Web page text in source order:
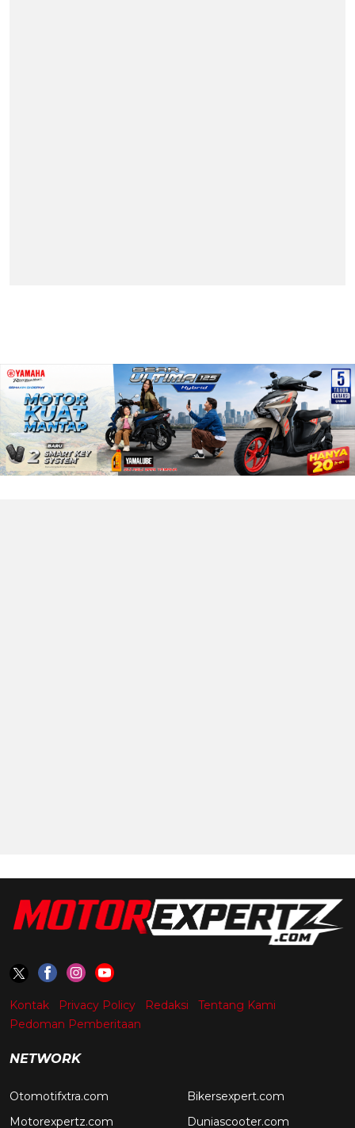
Kontak Privacy Policy Redaksi
Tentang Kami
Pedoman Pemberitaan
NETWORK
Otomotifxtra.com
Motorexpertz.com
Bikersexpert.com
Duniascooter.com